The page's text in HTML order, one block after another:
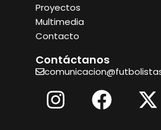
Proyectos
Multimedia
Contacto
Contáctanos